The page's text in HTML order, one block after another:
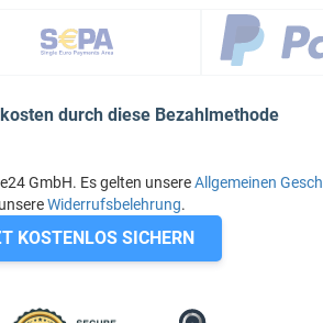
durch diese Bezahlmethode
GmbH. Es gelten unsereAllgemeinen
Widerrufsbelehrung.
KOSTENLOS SICHERN